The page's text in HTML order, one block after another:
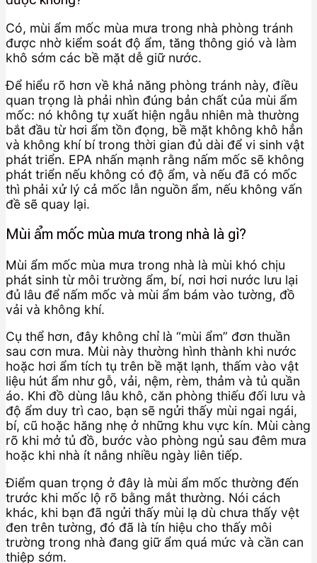
Có, mùi ẩm mốc mùa mưa trong nhà phòng tránh
được nhờ kiểm soát độ ẩm, tăng thông gió và làm
khô sớm các bề mặt dễ giữ nước.
Để hiểu rõ hơn về khả năng phòng tránh này, điều
quan trọng là phải nhìn đúng bản chất của mùi ẩm
mốc: nó không tự xuất hiện ngẫu nhiên mà thường
bắt đầu từ hơi ẩm tồn đọng, bề mặt không khô hẳn
và không khí bí trong thời gian đủ dài để vi sinh vật
phát triển. EPA nhấn mạnh rằng nấm mốc sẽ không
phát triển nếu không có độ ẩm, và nếu đã có mốc
thì phải xử lý cả mốc lẫn nguồn ẩm, nếu không vấn
đề sẽ quay lại.
Mùi ẩm mốc mùa mưa trong nhà là gì?
Mùi ẩm mốc mùa mưa trong nhà là mùi khó chịu
phát sinh từ môi trường ẩm, bí, nơi hơi nước lưu lại
đủ lâu để nấm mốc và mùi ẩm bám vào tường, đồ
vải và không khí.
Cụ thể hơn, đây không chỉ là “mùi ẩm” đơn thuần
sau cơn mưa. Mùi này thường hình thành khi nước
hoặc hơi ẩm tích tụ trên bề mặt lạnh, thấm vào vật
liệu hút ẩm như gỗ, vải, nệm, rèm, thảm và tủ quần
áo. Khi đồ dùng lâu khô, căn phòng thiếu đối lưu và
độ ẩm duy trì cao, bạn sẽ ngửi thấy mùi ngai ngái,
bí, cũ hoặc hăng nhẹ ở những khu vực kín. Mùi càng
rõ khi mở tủ đồ, bước vào phòng ngủ sau đêm mưa
hoặc khi nhà ít nắng nhiều ngày liên tiếp.
Điểm quan trọng ở đây là mùi ẩm mốc thường đến
trước khi mốc lộ rõ bằng mắt thường. Nói cách
khác, khi bạn đã ngửi thấy mùi lạ dù chưa thấy vệt
đen trên tường, đó đã là tín hiệu cho thấy môi
trường trong nhà đang giữ ẩm quá mức và cần can
thiệp sớm.